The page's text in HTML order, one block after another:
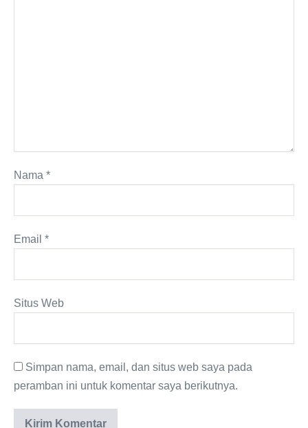
Nama *
Email *
Situs Web
Simpan nama, email, dan situs web saya pada
peramban ini untuk komentar saya berikutnya.